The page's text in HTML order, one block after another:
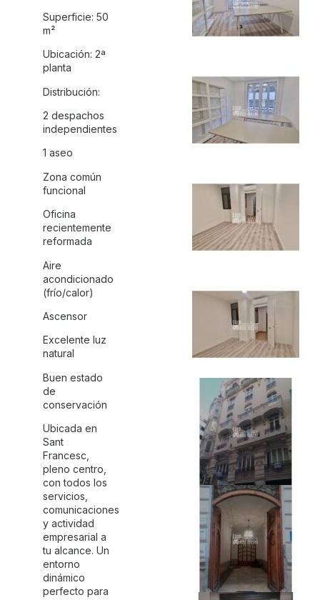
Superficie: 50
m²
Ubicación: 2ª
planta
Distribución:
2 despachos
independientes
1 aseo
Zona común
funcional
Oficina
recientemente
reformada
Aire
acondicionado
(frío/calor)
Ascensor
Excelente luz
natural
Buen estado
de
conservación
Ubicada en
Sant
Francesc,
pleno centro,
con todos los
servicios,
comunicaciones
y actividad
empresarial a
tu alcance. Un
entorno
dinámico
perfecto para